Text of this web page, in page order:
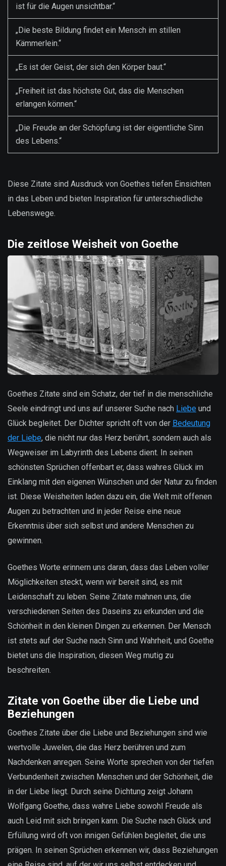
ist für die Augen unsichtbar.“
„Die beste Bildung findet ein Mensch im stillen
Kämmerlein.“
„Es ist der Geist, der sich den Körper baut.“
„Freiheit ist das höchste Gut, das die Menschen
erlangen können.“
„Die Freude an der Schöpfung ist der eigentliche Sinn
des Lebens.“
Diese Zitate sind Ausdruck von Goethes tiefen Einsichten
in das Leben und bieten Inspiration für unterschiedliche
Lebenswege.
Die zeitlose Weisheit von Goethe
Goethes Zitate sind ein Schatz, der tief in die menschliche
Seele eindringt und uns auf unserer Suche nach Liebe und
Glück begleitet. Der Dichter spricht oft von der Bedeutung
der Liebe, die nicht nur das Herz berührt, sondern auch als
Wegweiser im Labyrinth des Lebens dient. In seinen
schönsten Sprüchen offenbart er, dass wahres Glück im
Einklang mit den eigenen Wünschen und der Natur zu finden
ist. Diese Weisheiten laden dazu ein, die Welt mit offenen
Augen zu betrachten und in jeder Reise eine neue
Erkenntnis über sich selbst und andere Menschen zu
gewinnen.
Goethes Worte erinnern uns daran, dass das Leben voller
Möglichkeiten steckt, wenn wir bereit sind, es mit
Leidenschaft zu leben. Seine Zitate mahnen uns, die
verschiedenen Seiten des Daseins zu erkunden und die
Schönheit in den kleinen Dingen zu erkennen. Der Mensch
ist stets auf der Suche nach Sinn und Wahrheit, und Goethe
bietet uns die Inspiration, diesen Weg mutig zu
beschreiten.
Zitate von Goethe über die Liebe und
Beziehungen
Goethes Zitate über die Liebe und Beziehungen sind wie
wertvolle Juwelen, die das Herz berühren und zum
Nachdenken anregen. Seine Worte sprechen von der tiefen
Verbundenheit zwischen Menschen und der Schönheit, die
in der Liebe liegt. Durch seine Dichtung zeigt Johann
Wolfgang Goethe, dass wahre Liebe sowohl Freude als
auch Leid mit sich bringen kann. Die Suche nach Glück und
Erfüllung wird oft von innigen Gefühlen begleitet, die uns
prägen. In seinen Sprüchen erkennen wir, dass Beziehungen